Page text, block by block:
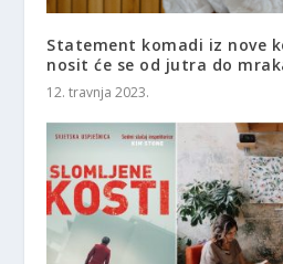
Statement komadi iz nove
nosit će se od jutra do
12. travnja 2023.